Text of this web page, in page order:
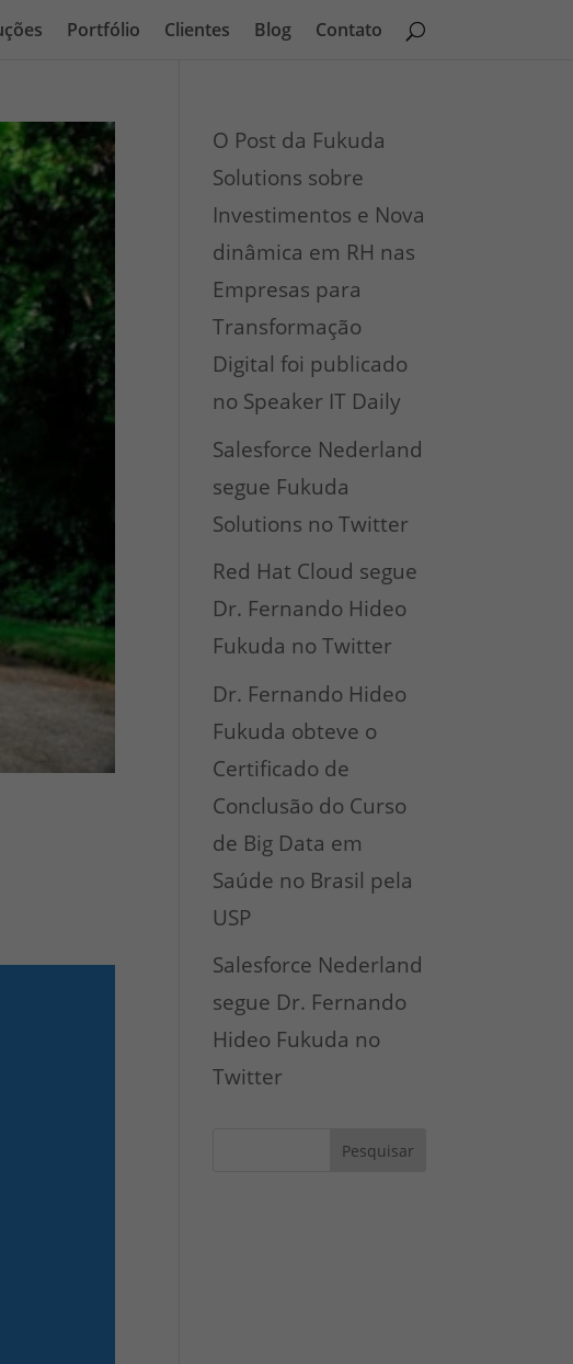
Portfólio Clientes Blog Contato
O Post da Fukuda
Solutions sobre
Investimentos e Nova
dinâmica em RH nas
Empresas para
Transformação
Digital foi publicado
no Speaker IT Daily
Salesforce Nederland
segue Fukuda
Solutions no Twitter
Red Hat Cloud segue
Dr. Fernando Hideo
Fukuda no Twitter
Dr. Fernando Hideo
Fukuda obteve o
Certificado de
Conclusão do Curso
de Big Data em
Saúde no Brasil pela
USP
Salesforce Nederland
segue Dr. Fernando
Hideo Fukuda no
Twitter
Pesquisar